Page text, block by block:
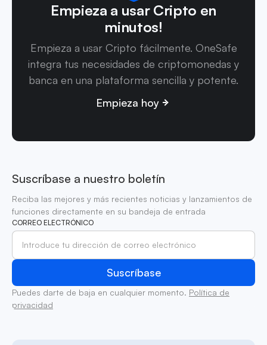
Empieza a usar Cripto en
minutos!
Empieza a usar Cripto fácilmente. OneSafe
integra tus necesidades de criptomonedas y
banca en una plataforma sencilla y potente.
Empieza hoy
Suscríbase a nuestro boletín
Reciba las mejores y más recientes noticias y lanzamientos de
funciones directamente en su bandeja de entrada
CORREO ELECTRÓNICO
Puedes darte de baja en cualquier momento. Política de
privacidad